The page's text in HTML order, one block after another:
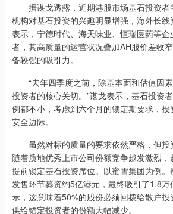
据谌戈透露，近期港股市场基石投资者
机构对基石投资的兴趣明显增强，海外长
表示，宁德时代、海天味业、恒瑞医药等
者，其高质量的运营状况叠加AH股价差收
备较强的吸引力。
“去年四季度之前，除基本面和估值因
投资者的核心关切。”谌戈表示，基石投资
例都不小，考虑到六个月的锁定期要求，
安全边际。
虽然对标的质量的要求依然严格，但投
随着质地优秀上市公司份额竞争越发激烈
提前锁定基石投资席位。以蜜雪集团为例
发售环节募资约5亿港元，最终吸引了1.8
示，这意味着50%的股份必须回拨给散户
供给锚定投资者的份额大幅减少。